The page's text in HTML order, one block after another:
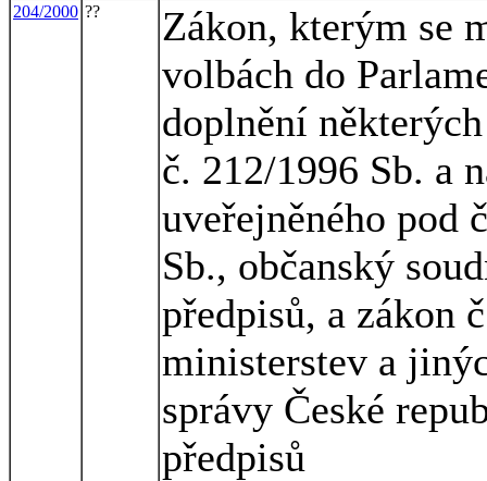
204/2000 ??
Zákon, kterým se
volbách do
doplnění
č. 212/1996 Sb. a
uveřejněného pod
Sb., občanský
předpisů, a zákon
ministerstev a
správy České
předpisů